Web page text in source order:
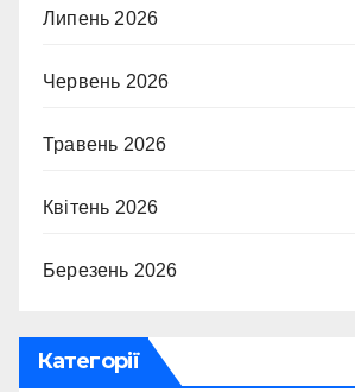
Липень 2026
Червень 2026
Травень 2026
Квітень 2026
Березень 2026
Категорії